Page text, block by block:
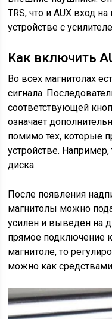
TRS, что и AUX вход
устройстве с
Как включить
Во всех магнитолах
сигнала.
соответствующей
означает
помимо тех, которые
устройстве.
диска.
После появления
магнитолы можно
усилен и выведен на
прямое подключение
магнитоле, то
можно как средствами